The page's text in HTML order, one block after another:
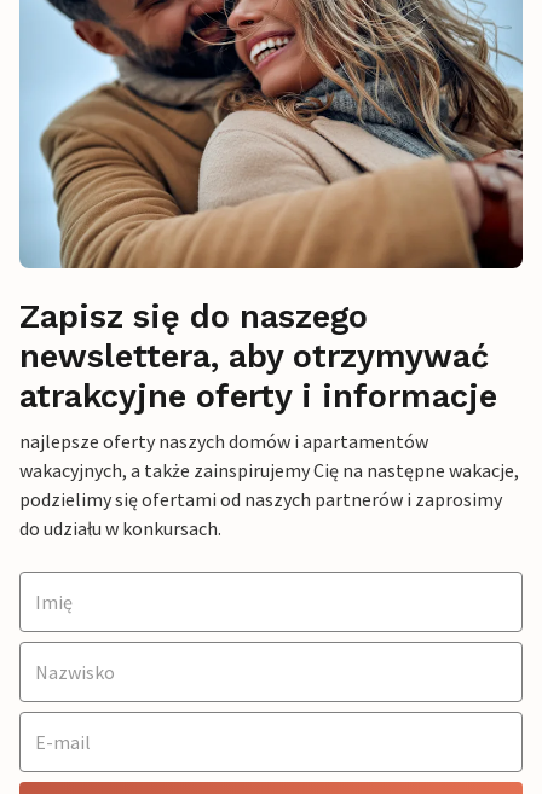
Zapisz się do naszego
newslettera, aby otrzymywać
atrakcyjne oferty i informacje
najlepsze oferty naszych domów i apartamentów
wakacyjnych, a także zainspirujemy Cię na następne wakacje,
podzielimy się ofertami od naszych partnerów i zaprosimy
do udziału w konkursach.